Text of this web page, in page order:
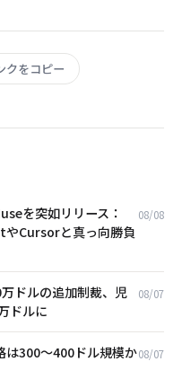
クをコピー
を突如リリース：
Cursorと真っ向勝負
08/08
ドルの追加制裁、児
ドルに
08/07
は300〜400ドル規模か08/07